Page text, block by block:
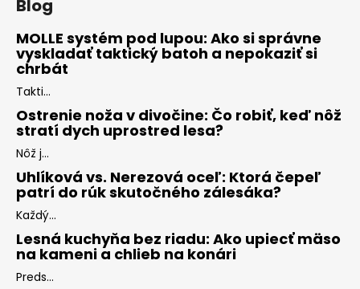
Blog
MOLLE systém pod lupou: Ako si správne
vyskladať taktický batoh a nepokaziť si
chrbát
Takti...
Ostrenie noža v divočine: Čo robiť, keď nôž
stratí dych uprostred lesa?
Nôž j...
Uhlíková vs. Nerezová oceľ: Ktorá čepeľ
patrí do rúk skutočného zálesáka?
Každý...
Lesná kuchyňa bez riadu: Ako upiecť mäso
na kameni a chlieb na konári
Preds...